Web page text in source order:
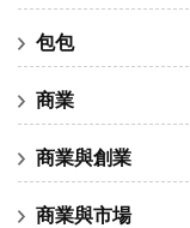
包包
商業
商業與創業
商業與市場